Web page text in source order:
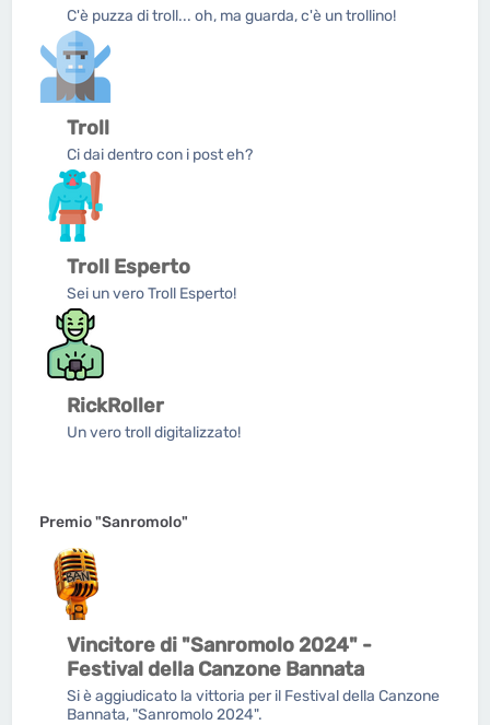
C'è puzza di troll... oh, ma guarda, c'è un trollino!
Troll
Ci dai dentro con i post eh?
Troll Esperto
Sei un vero Troll Esperto!
RickRoller
Un vero troll digitalizzato!
Premio "Sanromolo"
Vincitore di "Sanromolo 2024" -
Festival della Canzone Bannata
Si è aggiudicato la vittoria per il Festival della Canzone
Bannata, "Sanromolo 2024".